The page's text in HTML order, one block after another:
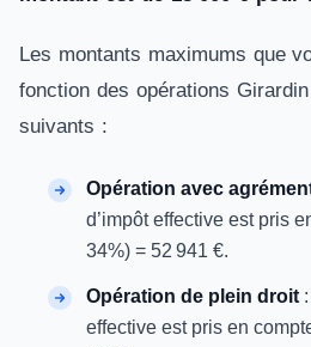
Les montants maximums que
fonction des opérations
suivants :
Opération avec
d’impôt effective est pris
34%) = 52 941 €.
Opération de plein droit
effective est pris en